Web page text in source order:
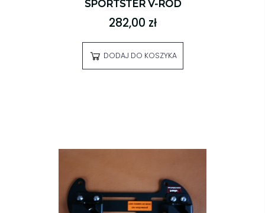
SPORTSTER V-ROD
282,00 zł
DODAJ DO KOSZYKA